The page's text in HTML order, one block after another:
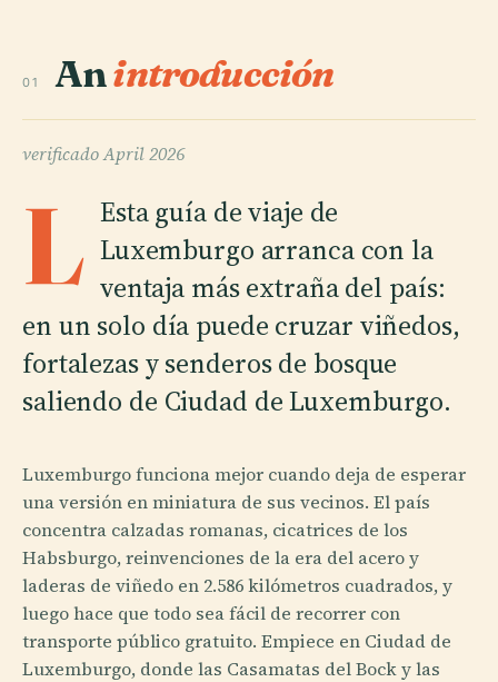
01 Anintroducción
verificadoApril 2026
L Esta guía de viaje de
Luxemburgo arranca con la
ventaja más extraña del país:
en un solo día puede cruzar viñedos,
fortalezas y senderos de bosque
saliendo de Ciudad de Luxemburgo.
Luxemburgo funciona mejor cuando deja de esperar
una versión en miniatura de sus vecinos. El país
concentra calzadas romanas, cicatrices de los
Habsburgo, reinvenciones de la era del acero y
laderas de viñedo en 2.586 kilómetros cuadrados, y
luego hace que todo sea fácil de recorrer con
transporte público gratuito. Empiece en Ciudad de
Luxemburgo, donde las Casamatas del Bock y las